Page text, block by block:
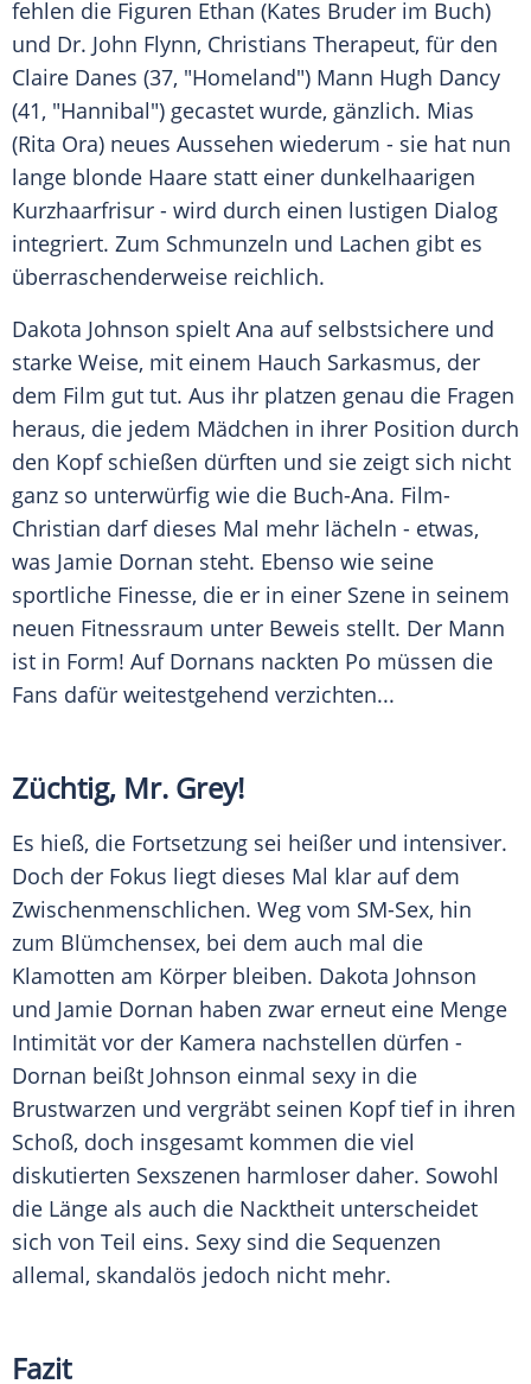
fehlen die Figuren Ethan (Kates Bruder im Buch)
und Dr. John Flynn, Christians Therapeut, für den
Claire Danes (37, "Homeland") Mann Hugh Dancy
(41, "Hannibal") gecastet wurde, gänzlich. Mias
(Rita Ora) neues Aussehen wiederum - sie hat nun
lange blonde Haare statt einer dunkelhaarigen
Kurzhaarfrisur - wird durch einen lustigen Dialog
integriert. Zum Schmunzeln und Lachen gibt es
überraschenderweise reichlich.
Dakota Johnson spielt Ana auf selbstsichere und
starke Weise, mit einem Hauch Sarkasmus, der
dem Film gut tut. Aus ihr platzen genau die Fragen
heraus, die jedem Mädchen in ihrer Position durch
den Kopf schießen dürften und sie zeigt sich nicht
ganz so unterwürfig wie die Buch-Ana. Film-
Christian darf dieses Mal mehr lächeln - etwas,
was Jamie Dornan steht. Ebenso wie seine
sportliche Finesse, die er in einer Szene in seinem
neuen Fitnessraum unter Beweis stellt. Der Mann
ist in Form! Auf Dornans nackten Po müssen die
Fans dafür weitestgehend verzichten...
Züchtig, Mr. Grey!
Es hieß, die Fortsetzung sei heißer und intensiver.
Doch der Fokus liegt dieses Mal klar auf dem
Zwischenmenschlichen. Weg vom SM-Sex, hin
zum Blümchensex, bei dem auch mal die
Klamotten am Körper bleiben. Dakota Johnson
und Jamie Dornan haben zwar erneut eine Menge
Intimität vor der Kamera nachstellen dürfen -
Dornan beißt Johnson einmal sexy in die
Brustwarzen und vergräbt seinen Kopf tief in ihren
Schoß, doch insgesamt kommen die viel
diskutierten Sexszenen harmloser daher. Sowohl
die Länge als auch die Nacktheit unterscheidet
sich von Teil eins. Sexy sind die Sequenzen
allemal, skandalös jedoch nicht mehr.
Fazit